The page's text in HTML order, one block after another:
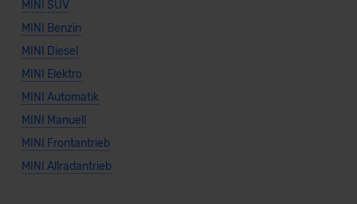
MINI SUV
MINI Benzin
MINI Diesel
MINI Elektro
MINI Automatik
MINI Manuell
MINI Frontantrieb
MINI Allradantrieb